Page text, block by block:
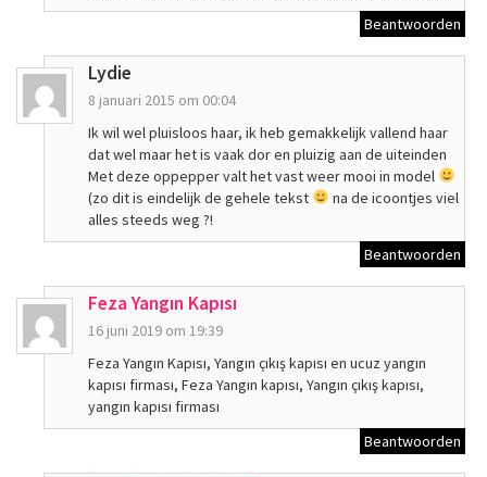
Beantwoorden
Lydie
8 januari 2015 om 00:04
Ik wil wel pluisloos haar, ik heb gemakkelijk vallend haar
dat wel maar het is vaak dor en pluizig aan de uiteinden
Met deze oppepper valt het vast weer mooi in model
(zo dit is eindelijk de gehele tekst
na de icoontjes viel
alles steeds weg ?!
Beantwoorden
Feza Yangın Kapısı
16 juni 2019 om 19:39
Feza Yangın Kapısı, Yangın çıkış kapısı en ucuz yangın
kapısı firması, Feza Yangın kapısı, Yangın çıkış kapısı,
yangın kapısı firması
Beantwoorden